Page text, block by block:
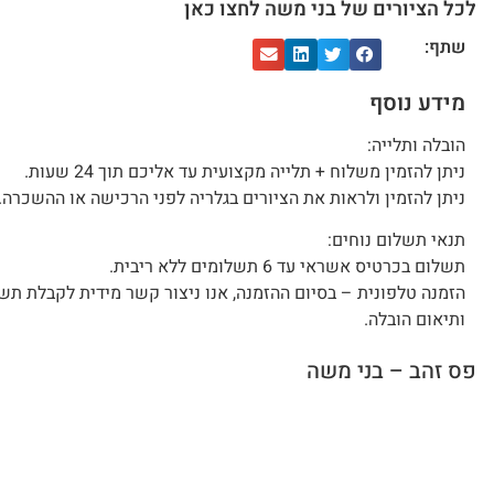
לכל הציורים של בני משה לחצו כאן
שתף:
מידע נוסף
הובלה ותלייה:
ניתן להזמין משלוח + תלייה מקצועית עד אליכם תוך 24 שעות.
ניתן להזמין ולראות את הציורים בגלריה לפני הרכישה או
תנאי תשלום נוחים:
תשלום בכרטיס אשראי עד 6 תשלומים ללא ריבית.
הזמנה טלפונית – בסיום ההזמנה, אנו ניצור קשר מידית לקבלת
ותיאום הובלה.
פס זהב – בני משה